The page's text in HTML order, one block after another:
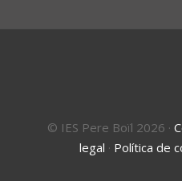
© IES Pere Boïl 2026 ·
legal · Política de